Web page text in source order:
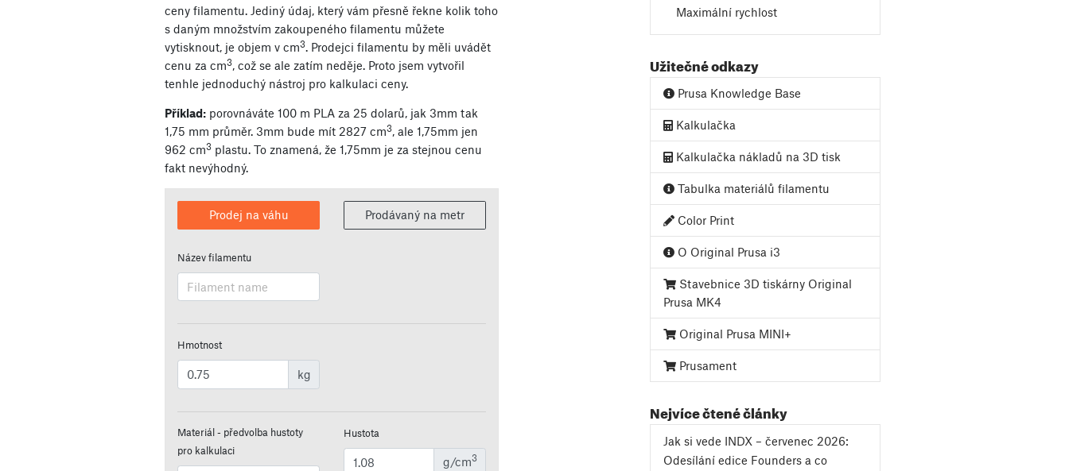
ceny filamentu. Jediný údaj, který vám přesně řekne kolik toho
s daným množstvím zakoupeného filamentu můžete
vytisknout, je objem v cm3. Prodejci filamentu by měli uvádět
cenu za cm3, což se ale zatím neděje. Proto jsem vytvořil
tenhle jednoduchý nástroj pro kalkulaci ceny.
Příklad: porovnáváte 100 m PLA za 25 dolarů, jak 3mm tak
1,75 mm průměr. 3mm bude mít 2827 cm3, ale 1,75mm jen
962 cm3 plastu. To znamená, že 1,75mm je za stejnou cenu
fakt nevýhodný.
Prodej na váhu Prodávaný na metr
Název filamentu
Hmotnost
kg
Materiál - předvolba hustoty
pro kalkulaci
Hustota
g/cm3
Maximální rychlost
Užitečné odkazy
Prusa Knowledge Base
Kalkulačka
Kalkulačka nákladů na 3D tisk
Tabulka materiálů filamentu
Color Print
O Original Prusa i3
Stavebnice 3D tiskárny Original
Prusa MK4
Original Prusa MINI+
Prusament
Nejvíce čtené články
Jak si vede INDX – červenec 2026:
Odesílání edice Founders a co